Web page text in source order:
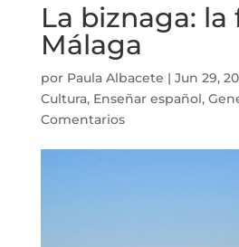
La biznaga: la
Málaga
por Paula Albacete | Jun 29,
Cultura, Enseñar español,
Comentarios